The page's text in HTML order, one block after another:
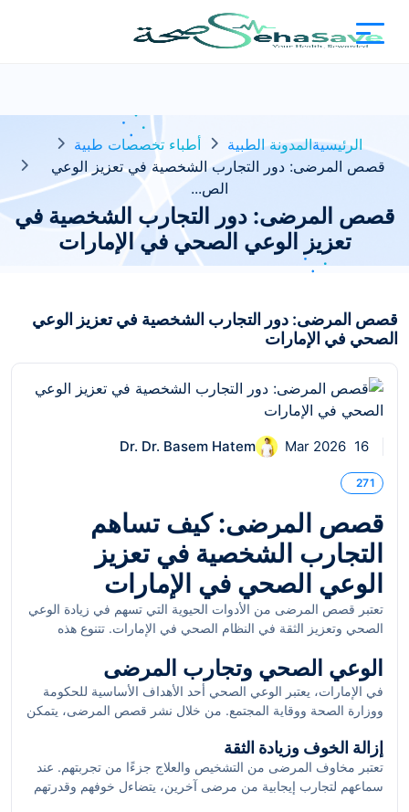
الرئيسيةالمدونة الطبية
أطباء تخصصات طبية
قصص المرضى: دور التجارب الشخصية في تعزيز الوعي
الص...
قصص المرضى: دور التجارب الشخصية في
تعزيز الوعي الصحي في الإمارات
قصص المرضى: دور التجارب الشخصية في تعزيز الوعي
الصحي في الإمارات
16 Mar 2026
Dr. Dr. Basem Hatem
271
قصص المرضى: كيف تساهم
التجارب الشخصية في تعزيز
الوعي الصحي في الإمارات
تعتبر قصص المرضى من الأدوات الحيوية التي تسهم في زيادة الوعي
الصحي وتعزيز الثقة في النظام الصحي في الإمارات. تتنوع هذه
هذه الروايات على توعية المجتمع بمدى أهمية الرعاية الصحية
والكشف المبكر عن الأمراض. في هذا المقال، سنستعرض بعض
الفوائد المرتبطة بمشاركة قصص المرضى وكيف يمكن أن تسهم في
تحسين الخدمات الصحية.
الوعي الصحي وتجارب المرضى
في الإمارات، يعتبر الوعي الصحي أحد الأهداف الأساسية للحكومة
ووزارة الصحة ووقاية المجتمع. من خلال نشر قصص المرضى، يتمكن
معها. فعندما يروي المرضى تجاربهم، يمكن للناس أن يسمعوا عن
أعراض لم يعرفوا عنها سابقًا، أو يتعلموا about alternative
treatments that might be beneficial. هذه القصص تلقي الضوء
إزالة الخوف وزيادة الثقة
تعتبر مخاوف المرضى من التشخيص والعلاج جزءًا من تجربتهم. عند
سماعهم لتجارب إيجابية من مرضى آخرين، يتضاءل خوفهم وقدرتهم